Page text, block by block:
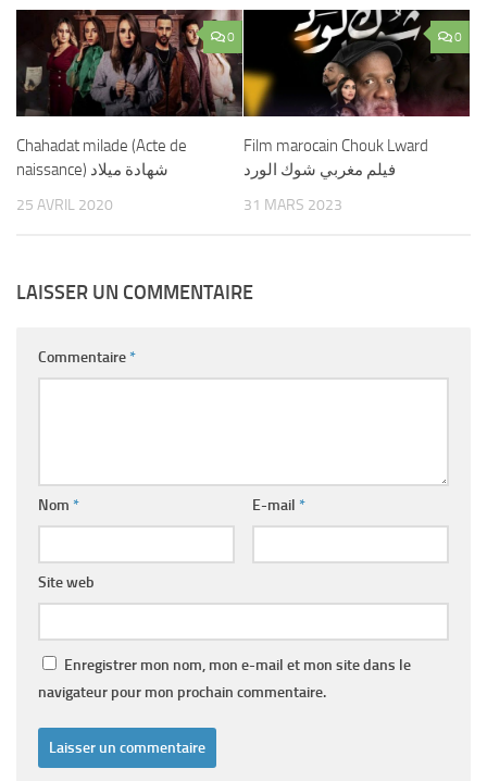
0
Chahadat milade (Acte de
naissance) شهادة ميلاد
25 AVRIL 2020
0
Film marocain Chouk Lward
فيلم مغربي شوك الورد
31 MARS 2023
LAISSER UN COMMENTAIRE
Commentaire*
Nom * E-mail *
Site web
Enregistrer mon nom, mon e-mail et mon site dans le
navigateur pour mon prochain commentaire.